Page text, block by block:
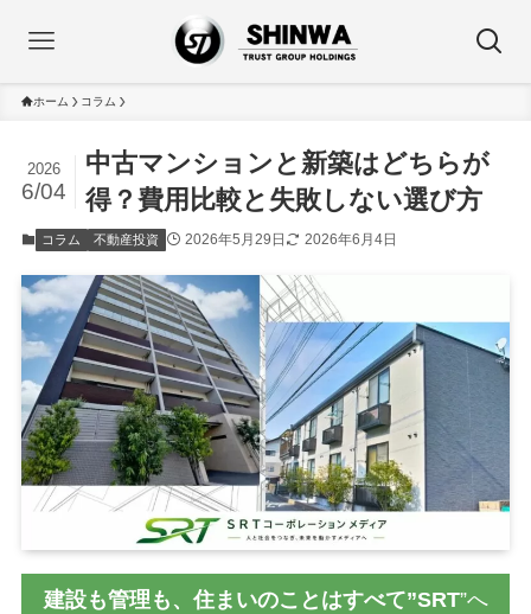
ホーム コラム
中古マンションと新築はどちらが
得？費用比較と失敗しない選び方
2026
6/04
コラム 不動産投資 2026年5月29日 2026年6月4日
建設も管理も、住まいのことはすべて”SRT”へ